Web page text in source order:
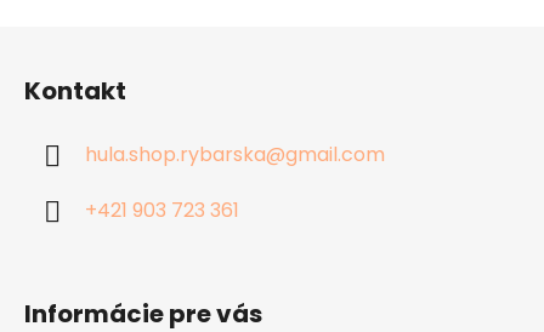
c
i
Kontakt
hula.shop.rybarska@gmail.com
+421 903 723 361
Informácie pre vás